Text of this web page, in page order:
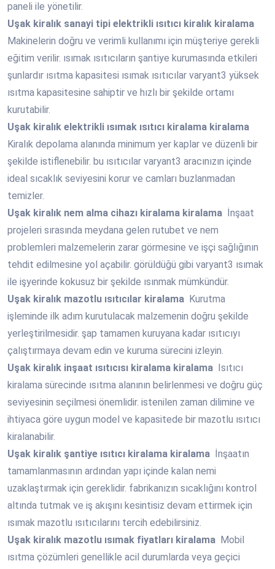
paneli ile yönetilir.
Uşak kiralık sanayi tipi elektrikli ısıtıcı kiralık kiralama
Makinelerin doğru ve verimli kullanımı için müşteriye gerekli
eğitim verilir. ısımak ısıtıcıların şantiye kurumasında etkileri
şunlardır ısıtma kapasitesi ısımak ısıtıcılar varyant3 yüksek
ısıtma kapasitesine sahiptir ve hızlı bir şekilde ortamı
kurutabilir.
Uşak kiralık elektrikli ısımak ısıtıcı kiralama kiralama
Kiralık depolama alanında minimum yer kaplar ve düzenli bir
şekilde istiflenebilir. bu ısıtıcılar varyant3 aracınızın içinde
ideal sıcaklık seviyesini korur ve camları buzlanmadan
temizler.
Uşak kiralık nem alma cihazı kiralama kiralama İnşaat
projeleri sırasında meydana gelen rutubet ve nem
problemleri malzemelerin zarar görmesine ve işçi sağlığının
tehdit edilmesine yol açabilir. görüldüğü gibi varyant3 ısımak
ile işyerinde kokusuz bir şekilde ısınmak mümkündür.
Uşak kiralık mazotlu ısıtıcılar kiralama Kurutma
işleminde ilk adım kurutulacak malzemenin doğru şekilde
yerleştirilmesidir. şap tamamen kuruyana kadar ısıtıcıyı
çalıştırmaya devam edin ve kuruma sürecini izleyin.
Uşak kiralık inşaat ısıtıcısı kiralama kiralama Isıtıcı
kiralama sürecinde ısıtma alanının belirlenmesi ve doğru güç
seviyesinin seçilmesi önemlidir. istenilen zaman dilimine ve
ihtiyaca göre uygun model ve kapasitede bir mazotlu ısıtıcı
kiralanabilir.
Uşak kiralık şantiye ısıtıcı kiralama kiralama İnşaatın
tamamlanmasının ardından yapı içinde kalan nemi
uzaklaştırmak için gereklidir. fabrikanızın sıcaklığını kontrol
altında tutmak ve iş akışını kesintisiz devam ettirmek için
ısımak mazotlu ısıtıcılarını tercih edebilirsiniz.
Uşak kiralık mazotlu ısımak fiyatları kiralama Mobil
ısıtma çözümleri genellikle acil durumlarda veya geçici